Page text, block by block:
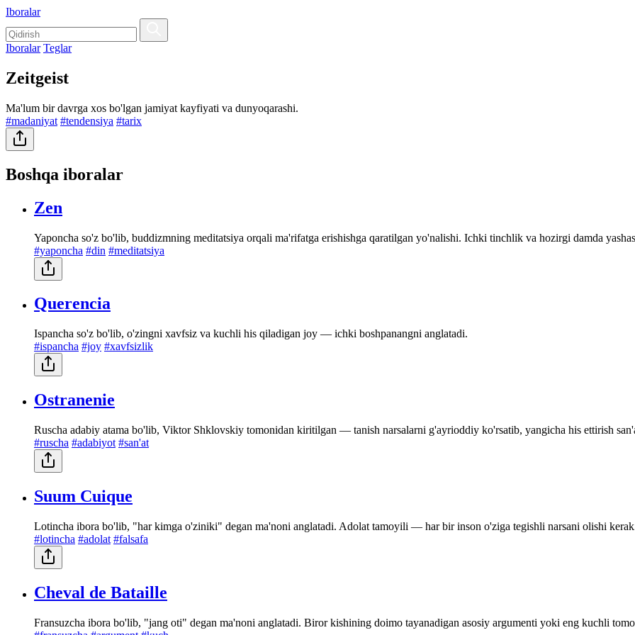
Iboralar
Iboralar Teglar
Zeitgeist
Ma'lum bir davrga xos bo'lgan jamiyat kayfiyati va dunyoqarashi.
#madaniyat #tendensiya #tarix
Boshqa iboralar
Zen
Yaponcha so'z bo'lib, buddizmning meditatsiya orqali ma'rifatga erishishga qaratilgan yo'nalishi. Ichki tinchlik va hozirgi damda
#yaponcha #din #meditatsiya
Querencia
Ispancha so'z bo'lib, o'zingni xavfsiz va kuchli his qiladigan joy — ichki boshpanangni anglatadi.
#ispancha #joy #xavfsizlik
Ostranenie
Ruscha adabiy atama bo'lib, Viktor Shklovskiy tomonidan kiritilgan — tanish narsalarni g'ayrioddiy ko'rsatib, yangicha his ettirish
#ruscha #adabiyot #san'at
Suum Cuique
Lotincha ibora bo'lib, "har kimga o'ziniki" degan ma'noni anglatadi. Adolat tamoyili — har bir inson o'ziga tegishli narsani olishi
#lotincha #adolat #falsafa
Cheval de Bataille
Fransuzcha ibora bo'lib, "jang oti" degan ma'noni anglatadi. Biror kishining doimo tayanadigan asosiy argumenti yoki eng kuchli